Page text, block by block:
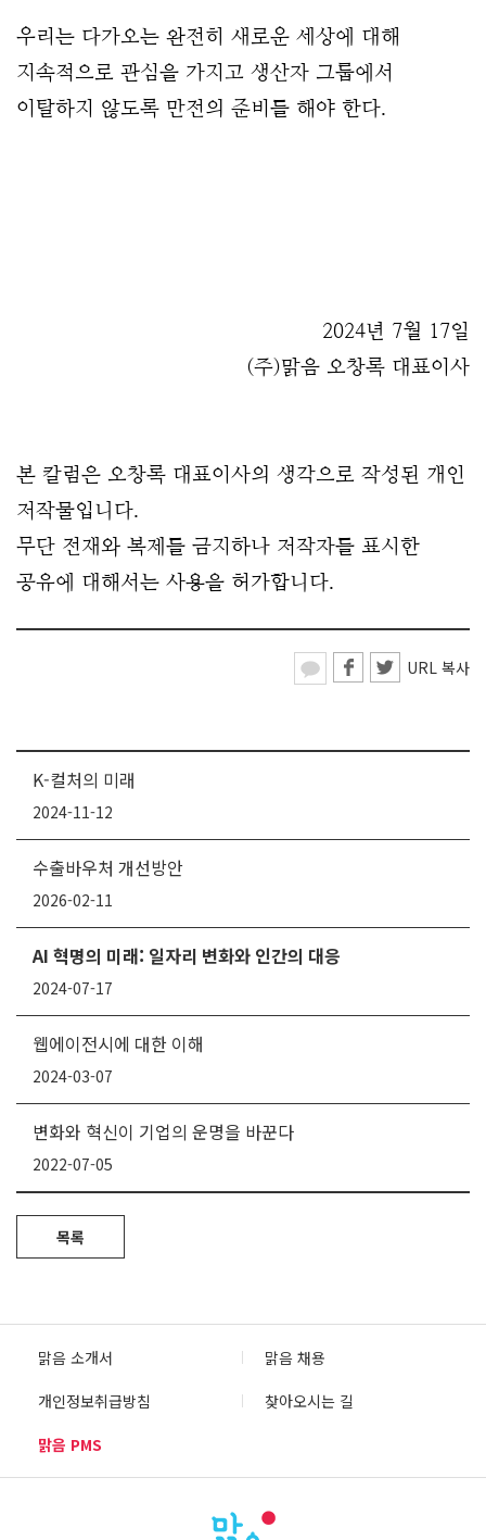
우리는 다가오는 완전히 새로운 세상에 대해
지속적으로 관심을 가지고 생산자 그룹에서
이탈하지 않도록 만전의 준비를 해야 한다.
2024년 7월 17일
(주)맑음 오창록 대표이사
본 칼럼은 오창록 대표이사의 생각으로 작성된 개인
저작물입니다.
무단 전재와 복제를 금지하나 저작자를 표시한
공유에 대해서는 사용을 허가합니다.
URL 복사
K-컬처의 미래
2024-11-12
수출바우처 개선방안
2026-02-11
AI 혁명의 미래: 일자리 변화와 인간의 대응
2024-07-17
웹에이전시에 대한 이해
2024-03-07
변화와 혁신이 기업의 운명을 바꾼다
2022-07-05
목록
맑음 소개서
맑음 채용
개인정보취급방침
찾아오시는 길
맑음 PMS